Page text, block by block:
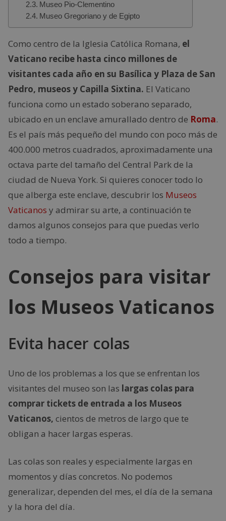
Museo Pio-Clementino
Museo Gregoriano y de Egipto
Como centro de la Iglesia Católica Romana, el
Vaticano recibe hasta cinco millones de
visitantes cada año en su Basílica y Plaza de San
Pedro, museos y Capilla Sixtina. El Vaticano
funciona como un estado soberano separado,
ubicado en un enclave amurallado dentro de Roma.
Es el país más pequeño del mundo con poco más de
400.000 metros cuadrados, aproximadamente una
octava parte del tamaño del Central Park de la
ciudad de Nueva York. Si quieres conocer todo lo
que alberga este enclave, descubrir los Museos
Vaticanos y admirar su arte, a continuación te
damos algunos consejos para que puedas verlo
todo a tiempo.
Consejos para visitar
los Museos Vaticanos
Evita hacer colas
Uno de los problemas a los que se enfrentan los
visitantes del museo son las largas colas para
comprar tickets de entrada a los Museos
Vaticanos, cientos de metros de largo que te
obligan a hacer largas esperas.
Las colas son reales y especialmente largas en
momentos y días concretos. No podemos
generalizar, dependen del mes, el día de la semana
y la hora del día.